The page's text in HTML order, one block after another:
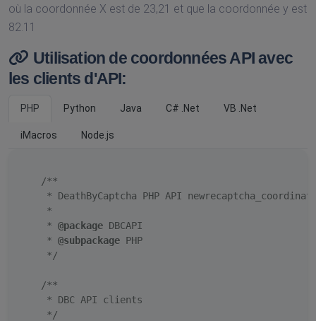
où la coordonnée X est de 23,21 et que la coordonnée y est
82.11
Utilisation de coordonnées API avec
les clients d'API:
PHP Python Java C# .Net VB .Net
iMacros Node.js
/**
* DeathByCaptcha PHP API
     *
     *
@package DBCAPI
     *
@subpackage PHP
     */
/**
     * DBC API clients
     */